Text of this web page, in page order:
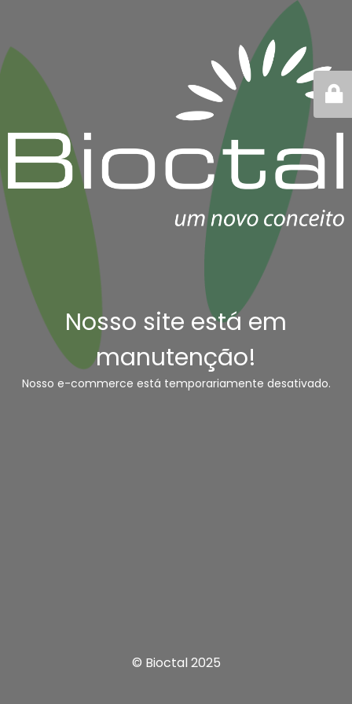
Nosso site está em
manutenção!
Nosso e-commerce está temporariamente desativado.
© Bioctal 2025